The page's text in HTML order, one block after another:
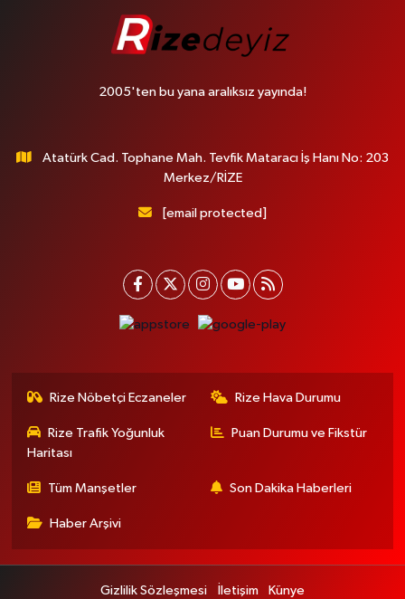
2005'ten bu yana aralıksız yayında!
Atatürk Cad. Tophane Mah. Tevfik Mataracı İş Hanı No: 203
Merkez/RİZE
[email protected]
Rize Nöbetçi Eczaneler Rize Hava Durumu
Rize Trafik Yoğunluk
Haritası
Puan Durumu ve Fikstür
Tüm Manşetler Son Dakika Haberleri
Haber Arşivi
Gizlilik Sözleşmesi İletişim Künye